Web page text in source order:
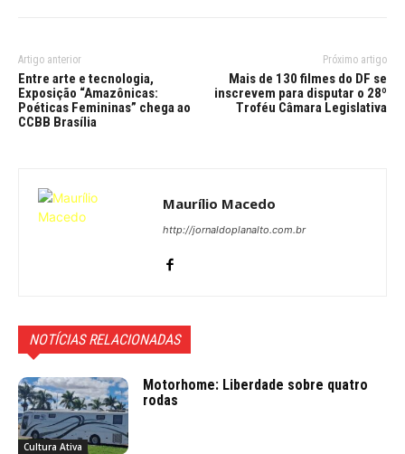
Artigo anterior
Entre arte e tecnologia,
Exposição “Amazônicas:
Poéticas Femininas” chega ao
CCBB Brasília
Próximo artigo
Mais de 130 filmes do DF se
inscrevem para disputar o 28º
Troféu Câmara Legislativa
Maurílio Macedo
http://jornaldoplanalto.com.br
NOTÍCIAS RELACIONADAS
Cultura Ativa
Motorhome: Liberdade sobre quatro
rodas